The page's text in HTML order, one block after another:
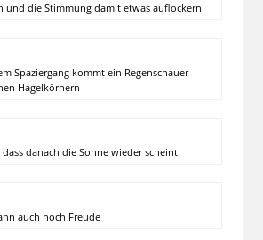
und die Stimmung damit etwas auflockern
Spaziergang kommt ein Regenschauer
Hagelkörnern
danach die Sonne wieder scheint
auch noch Freude